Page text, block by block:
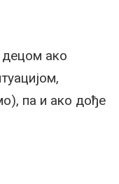
децом ако
па и ако дође